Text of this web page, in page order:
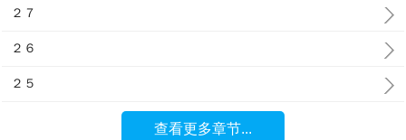
２７
２６
２５
查看更多章节...